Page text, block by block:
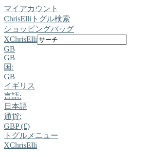
マイアカウント
ChrisElli トグル検索
ショッピングバッグ
XChrisElli
GB
GB
国:
GB
イギリス
言語:
日本語
通貨:
GBP (£)
トグルメニュー
XChrisElli